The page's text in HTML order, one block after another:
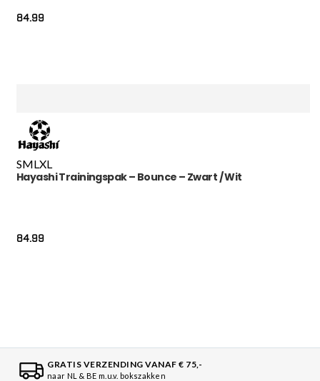
84.99
SML XL
Hayashi Trainingspak – Bounce – Zwart / Wit
84.99
GRATIS VERZENDING VANAF € 75,-
naar NL & BE m.u.v. bokszakken